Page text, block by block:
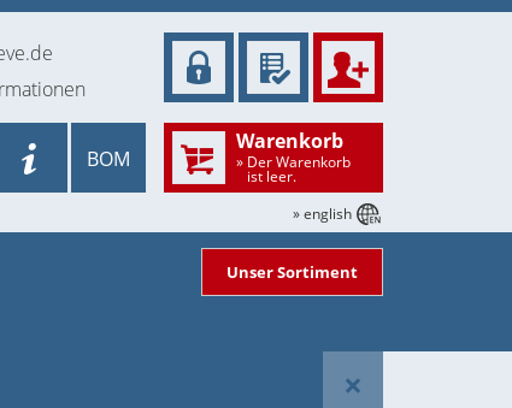
Unser Sortiment
×
Warenkorb
» Der Warenkorb
ist leer.
BOM
» english